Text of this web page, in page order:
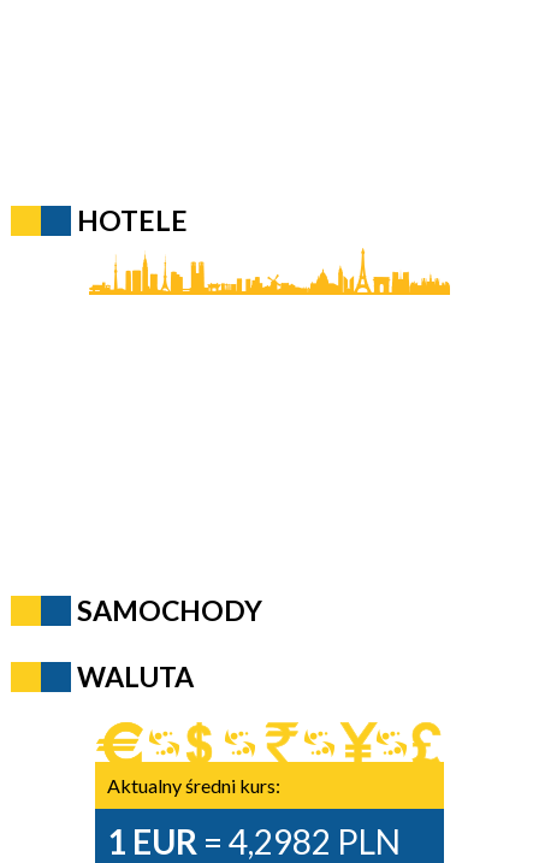
HOTELE
SAMOCHODY
WALUTA
Aktualny średni kurs:
1 EUR = 4,2982 PLN